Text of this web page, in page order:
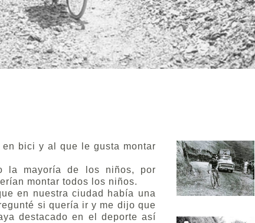
bici y al que le gusta montar
la mayoría de los niños, por
montar todos los niños.
en nuestra ciudad había una
si quería ir y me dijo que
destacado en el deporte así